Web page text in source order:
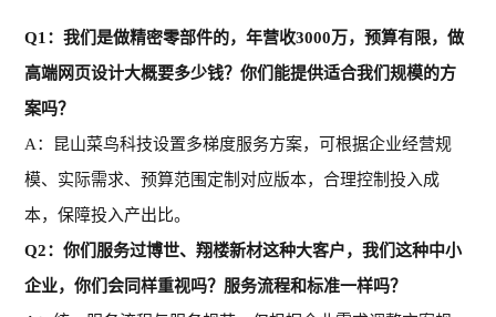
Q1：我们是做精密零部件的，年营收3000万，预算有限，做
高端网页设计大概要多少钱？你们能提供适合我们规模的方
案吗？
A：昆山菜鸟科技设置多梯度服务方案，可根据企业经营规
模、实际需求、预算范围定制对应版本，合理控制投入成
本，保障投入产出比。
Q2：你们服务过博世、翔楼新材这种大客户，我们这种中小
企业，你们会同样重视吗？服务流程和标准一样吗？